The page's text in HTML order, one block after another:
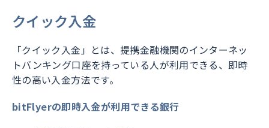
クイック入金
「クイック入金」とは、提携金融機関のインターネッ
トバンキング口座を持っている人が利用できる、即時
性の高い入金方法です。
bitFlyerの即時入金が利用できる銀行